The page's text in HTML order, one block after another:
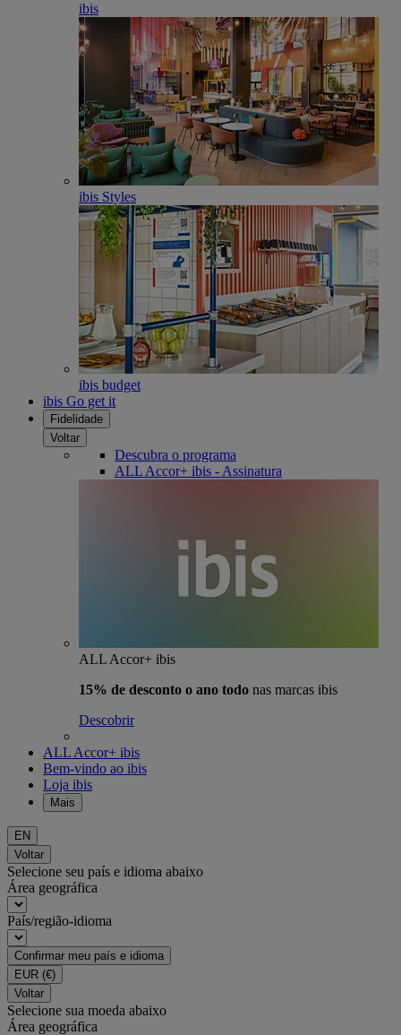
ibis
ibis Styles
ibis budget
ibis Go get it
Fidelidade
Voltar
Descubra o programa
ALL Accor+ ibis - Assinatura
ALL Accor+ ibis
15% de desconto o ano todo nas marcas ibis
Descobrir
ALL Accor+ ibis
Bem-vindo ao ibis
Loja ibis
Mais
EN
Voltar
Selecione seu país e idioma abaixo
Área geográfica
País/região-idioma
Confirmar meu país e idioma
EUR (€)
Voltar
Selecione sua moeda abaixo
Área geográfica